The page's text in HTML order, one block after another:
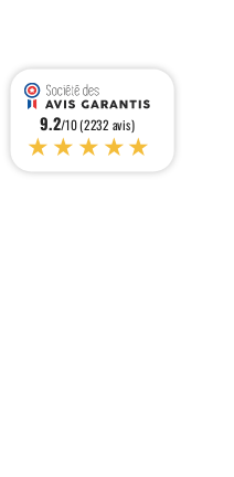
9.2/10 (2232 avis)
★★★★★